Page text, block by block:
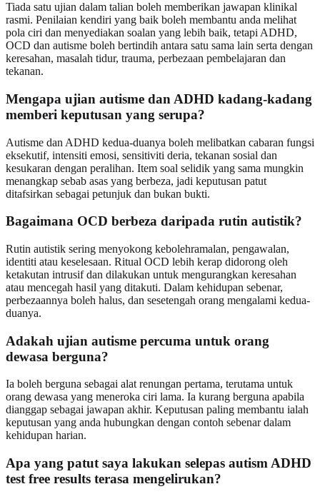
Tiada satu ujian dalam talian boleh memberikan jawapan klinikal
rasmi. Penilaian kendiri yang baik boleh membantu anda melihat
pola ciri dan menyediakan soalan yang lebih baik, tetapi ADHD,
OCD dan autisme boleh bertindih antara satu sama lain serta dengan
keresahan, masalah tidur, trauma, perbezaan pembelajaran dan
tekanan.
Mengapa ujian autisme dan ADHD kadang-kadang
memberi keputusan yang serupa?
Autisme dan ADHD kedua-duanya boleh melibatkan cabaran fungsi
eksekutif, intensiti emosi, sensitiviti deria, tekanan sosial dan
kesukaran dengan peralihan. Item soal selidik yang sama mungkin
menangkap sebab asas yang berbeza, jadi keputusan patut
ditafsirkan sebagai petunjuk dan bukan bukti.
Bagaimana OCD berbeza daripada rutin autistik?
Rutin autistik sering menyokong kebolehramalan, pengawalan,
identiti atau keselesaan. Ritual OCD lebih kerap didorong oleh
ketakutan intrusif dan dilakukan untuk mengurangkan keresahan
atau mencegah hasil yang ditakuti. Dalam kehidupan sebenar,
perbezaannya boleh halus, dan sesetengah orang mengalami kedua-
duanya.
Adakah ujian autisme percuma untuk orang
dewasa berguna?
Ia boleh berguna sebagai alat renungan pertama, terutama untuk
orang dewasa yang meneroka ciri lama. Ia kurang berguna apabila
dianggap sebagai jawapan akhir. Keputusan paling membantu ialah
keputusan yang anda hubungkan dengan contoh sebenar dalam
kehidupan harian.
Apa yang patut saya lakukan selepas autism ADHD
test free results terasa mengelirukan?